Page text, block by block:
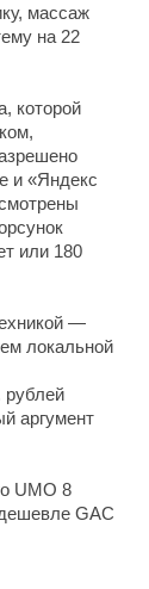
массаж
на 22
которой
и «Яндекс
или 180
—
локальной
рублей
аргумент
UMO 8
GAC